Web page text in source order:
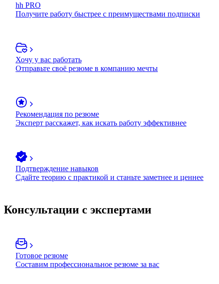
hh PRO
Получите работу быстрее с преимуществами подписки
Хочу у вас работать
Отправьте своё резюме в компанию мечты
Рекомендация по резюме
Эксперт расскажет, как искать работу эффективнее
Подтверждение навыков
Сдайте теорию с практикой и станьте заметнее и ценнее
Консультации с экспертами
Готовое резюме
Составим профессиональное резюме за вас